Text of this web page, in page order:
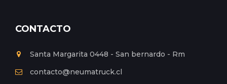
CONTACTO
Santa Margarita 0448 - San bernardo - Rm
contacto@neumatruck.cl